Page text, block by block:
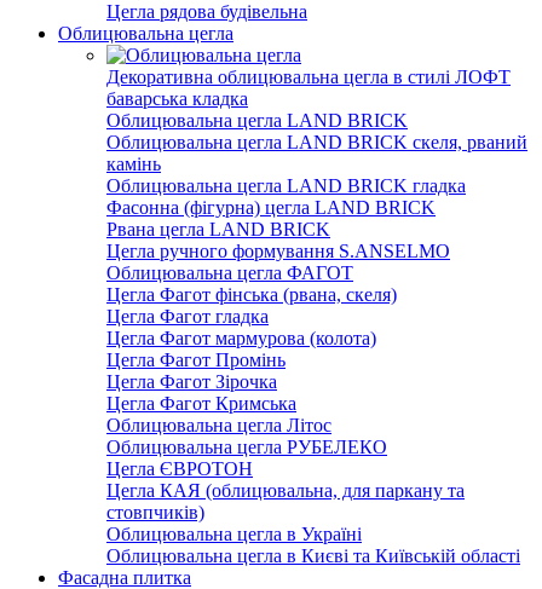
Цегла рядова будівельна
Облицювальна цегла
Декоративна облицювальна цегла в стилі ЛОФТ
баварська кладка
Облицювальна цегла LAND BRICK
Облицювальна цегла LAND BRICK скеля, рваний
камінь
Облицювальна цегла LAND BRICK гладка
Фасонна (фігурна) цегла LAND BRICK
Рвана цегла LAND BRICK
Цегла ручного формування S.ANSELMO
Облицювальна цегла ФАГОТ
Цегла Фагот фінська (рвана, скеля)
Цегла Фагот гладка
Цегла Фагот мармурова (колота)
Цегла Фагот Промінь
Цегла Фагот Зірочка
Цегла Фагот Кримська
Облицювальна цегла Літос
Облицювальна цегла РУБЕЛЕКО
Цегла ЄВРОТОН
Цегла КАЯ (облицювальна, для паркану та
стовпчиків)
Облицювальна цегла в Україні
Облицювальна цегла в Києві та Київській області
Фасадна плитка